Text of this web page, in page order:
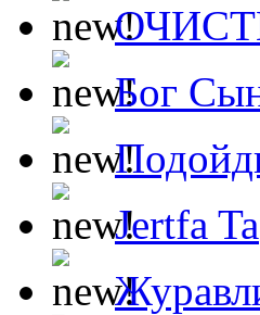
Бог
Jertfa Ta